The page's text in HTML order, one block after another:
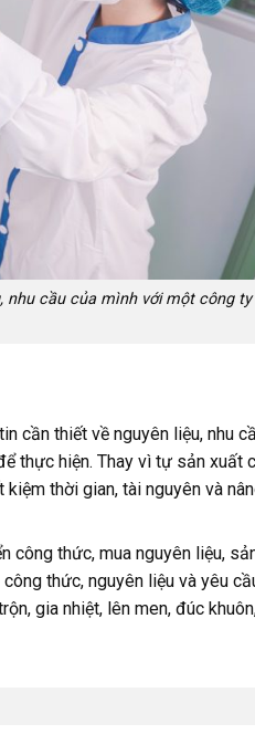
nhu cầu của mình với một công ty
cần thiết về nguyên liệu, nhu
thực hiện. Thay vì tự sản xuất
thời gian, tài nguyên và
công thức, mua nguyên liệu,
thức, nguyên liệu và yêu
gia nhiệt, lên men, đúc